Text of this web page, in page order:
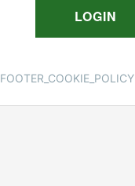
FOOTER_COOKIE_POLICY